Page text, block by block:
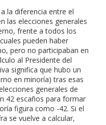
la diferencia entre el
las elecciones generales
frente a todos los
pueden haber
pero no participaban en
al Presidente del
significa que hubo un
en minoría) tras esas
generales de
42 escaños para formar
figura como -42. Si el
se vuelve a calcular,